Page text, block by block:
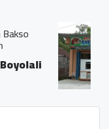
Warung
Jl.
0.16 KM